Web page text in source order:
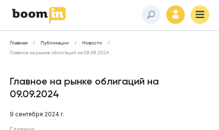
Главная Публикации
Новости
Главное на рынке облигаций на 09.09.2024
Главное на рынке облигаций на
09.09.2024
9 сентября 2024 г.